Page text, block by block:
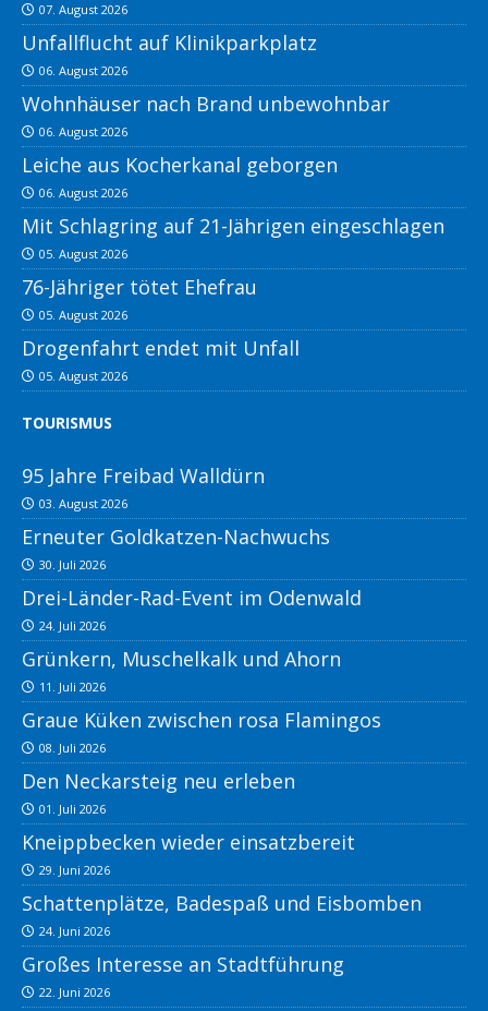
07. August 2026
Unfallflucht auf Klinikparkplatz
06. August 2026
Wohnhäuser nach Brand unbewohnbar
06. August 2026
Leiche aus Kocherkanal geborgen
06. August 2026
Mit Schlagring auf 21-Jährigen eingeschlagen
05. August 2026
76-Jähriger tötet Ehefrau
05. August 2026
Drogenfahrt endet mit Unfall
05. August 2026
TOURISMUS
95 Jahre Freibad Walldürn
03. August 2026
Erneuter Goldkatzen-Nachwuchs
30. Juli 2026
Drei-Länder-Rad-Event im Odenwald
24. Juli 2026
Grünkern, Muschelkalk und Ahorn
11. Juli 2026
Graue Küken zwischen rosa Flamingos
08. Juli 2026
Den Neckarsteig neu erleben
01. Juli 2026
Kneippbecken wieder einsatzbereit
29. Juni 2026
Schattenplätze, Badespaß und Eisbomben
24. Juni 2026
Großes Interesse an Stadtführung
22. Juni 2026